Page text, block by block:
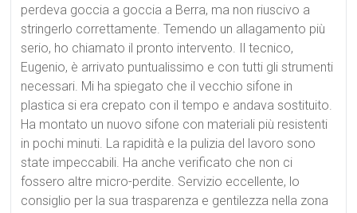
perdeva goccia a goccia a Berra, ma non riuscivo a
stringerlo correttamente. Temendo un allagamento più
serio, ho chiamato il pronto intervento. Il tecnico,
Eugenio, è arrivato puntualissimo e con tutti gli strumenti
necessari. Mi ha spiegato che il vecchio sifone in
plastica si era crepato con il tempo e andava sostituito.
Ha montato un nuovo sifone con materiali più resistenti
in pochi minuti. La rapidità e la pulizia del lavoro sono
state impeccabili. Ha anche verificato che non ci
fossero altre micro-perdite. Servizio eccellente, lo
consiglio per la sua trasparenza e gentilezza nella zona